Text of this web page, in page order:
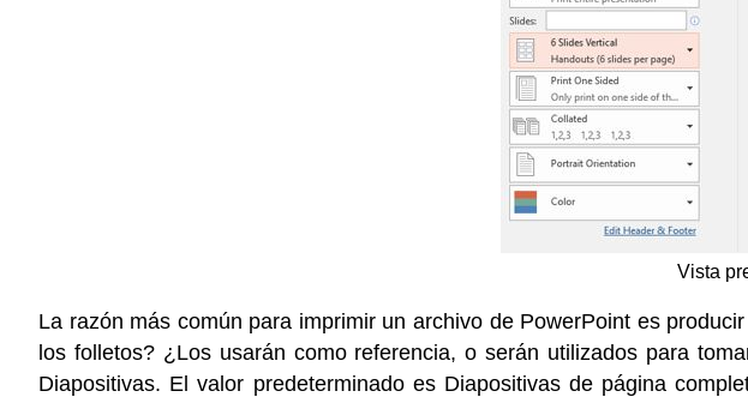
Vista
La razón más común para imprimir un archivo de PowerPoint es
los folletos? ¿Los usarán como referencia, o serán utilizados para
Diapositivas. El valor predeterminado es Diapositivas de página